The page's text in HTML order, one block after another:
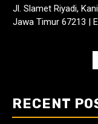
Jl. Slamet Riyadi,
Jawa Timur 67213 |
RECENT